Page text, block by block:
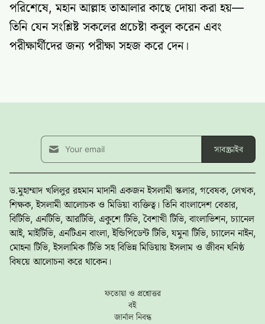
পরিশেষে, মহান আল্লাহ তাআলার কাছে দোয়া করা হয়—
তিনি যেন সংশ্লিষ্ট সকলের প্রচেষ্টা কবুল করেন এবং
পরীক্ষার্থীদের জন্য পরীক্ষা সহজ করে দেন।
সাবস্ক্রাইব
ড.মুহাম্মাদ খলিলুর রহমান মাদানী একজন ইসলামী স্কলার, গবেষক, লেখক,
শিক্ষক, ইসলামী আলোচক ও মিডিয়া ব্যক্তিত্ব। তিনি বাংলাদেশ বেতার,
বিটিভি, এনটিভি, আরটিভি, একুশে টিভি, বৈশাখী টিভি, বাংলাভিশন, চ্যানেল
আই, মাইটিভি, এনটিএন বাংলা, ইন্ডিপিডেন্ট টিভি, যমুনা টিভি, চ্যালেন নাইন,
মোহনা টিভি, ইসলামিক টিভি সহ বিভিন্ন মিডিয়ায় ইসলাম ও জীবন ঘনিষ্ঠ
বিষয়ে আলোচনা করে থাকেন।
ফতোয়া ও প্রশ্নোত্তর
বই
জার্নাল নিবন্ধ